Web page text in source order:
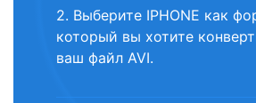
2. Выберите IPHONE как
который вы хотите
ваш файл AVI.